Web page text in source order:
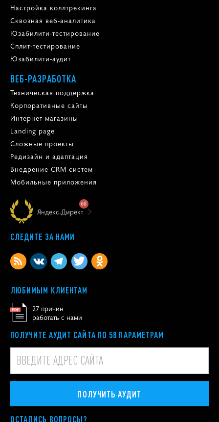
Настройка коллтрекинга
Сквозная веб-аналитика
Юзабилити-тестирование
Сплит-тестирование
Юзабилити-аудит
ВЕБ-РАЗРАБОТКА
Техническая поддержка
Корпоративные сайты
Интернет-магазины
Landing page
Сложные проекты
Редизайн и адаптация
Внедрение CRM систем
Мобильные приложения
Яндекс.Директ
68
СЛЕДИТЕ ЗА НАМИ
ЛЮБИМЫМ КЛИЕНТАМ
27 причин
работать с нами
ПОЛУЧИТЕ АУДИТ САЙТА ПО 58 ПАРАМЕТРАМ
ПОЛУЧИТЬ АУДИТ
ОСТАЛИСЬ ВОПРОСЫ?